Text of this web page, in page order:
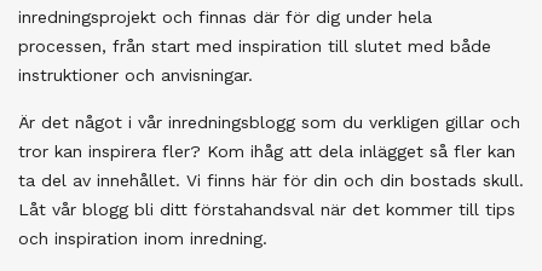
inredningsprojekt och finnas där för dig under hela
processen, från start med inspiration till slutet med både
instruktioner och anvisningar.
Är det något i vår inredningsblogg som du verkligen gillar och
tror kan inspirera fler? Kom ihåg att dela inlägget så fler kan
ta del av innehållet. Vi finns här för din och din bostads skull.
Låt vår blogg bli ditt förstahandsval när det kommer till tips
och inspiration inom inredning.